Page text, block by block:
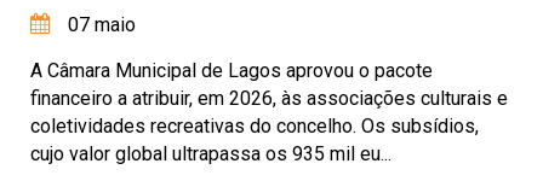
07 maio
A Câmara Municipal de Lagos aprovou o pacote
financeiro a atribuir, em 2026, às associações culturais e
coletividades recreativas do concelho. Os subsídios,
cujo valor global ultrapassa os 935 mil eu...